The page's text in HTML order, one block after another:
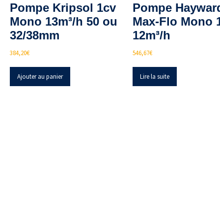
Pompe Kripsol 1cv
Mono 13m³/h 50 ou
32/38mm
384,20€
Ajouter au panier
Pompe
Max-Flo Mono
12m³/h
546,67€
Lire la suite